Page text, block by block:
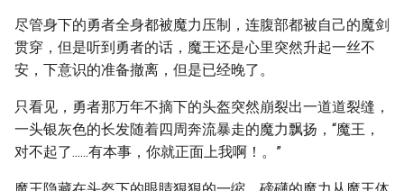
尽管身下的勇者全身都被魔力压制，连腹部都被自己的魔剑
贯穿，但是听到勇者的话，魔王还是心里突然升起一丝不
安，下意识的准备撤离，但是已经晚了。
只看见，勇者那万年不摘下的头盔突然崩裂出一道道裂缝，
一头银灰色的长发随着四周奔流暴走的魔力飘扬，“魔王，
对不起了......有本事，你就正面上我啊！。”